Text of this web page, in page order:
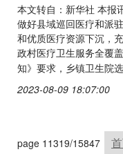
本文转自：新华社 本报
做好县域巡回医疗和派
和优质医疗资源下沉，
政村医疗卫生服务全覆
知》要求，乡镇卫生院
2023-08-09 18:07:00
page 11319/15847